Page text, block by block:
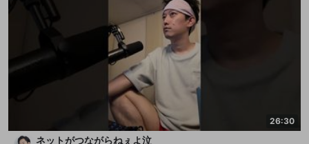
26:30
ネットがつながらねぇよ泣